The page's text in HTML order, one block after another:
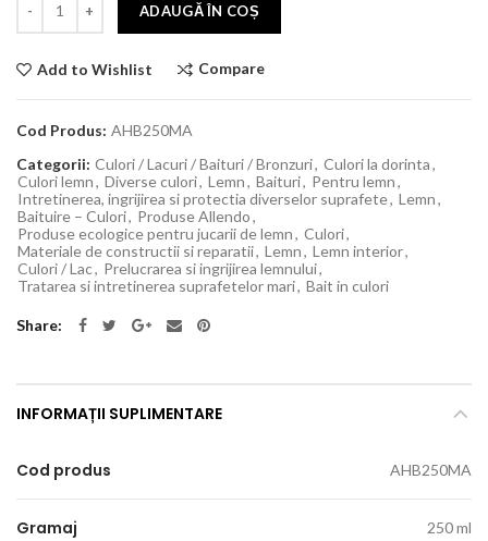
ADAUGĂ ÎN COȘ
Add to Wishlist Compare
Cod Produs: AHB250MA
Categorii: Culori / Lacuri / Baituri / Bronzuri, Culori la dorinta,
Culori lemn, Diverse culori, Lemn, Baituri, Pentru lemn,
Intretinerea, ingrijirea si protectia diverselor suprafete, Lemn,
Baituire – Culori, Produse Allendo,
Produse ecologice pentru jucarii de lemn, Culori,
Materiale de constructii si reparatii, Lemn, Lemn interior,
Culori / Lac, Prelucrarea si ingrijirea lemnului,
Tratarea si intretinerea suprafetelor mari, Bait in culori
Share
INFORMAȚII SUPLIMENTARE
Cod produs AHB250MA
Gramaj 250 ml